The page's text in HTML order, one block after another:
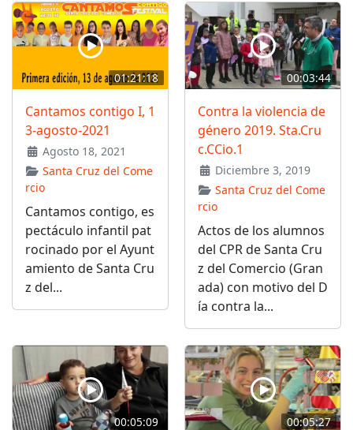
01:21:18
Cantamos contigo I, 1
3-agosto-2021
Agosto 18, 2021
Santa Cruz del Come
rcio
Cantamos contigo, es
pectáculo infantil pat
rocinado por el Ayunt
amiento de Santa Cru
z del...
00:03:44
Contra la violencia de
género 2019. Sta.Cru
c.CCio.1
Diciembre 3, 2019
Santa Cruz del Come
rcio
Actos de los alumnos
del CPR de Santa Cru
z del Comercio (Gran
ada) con motivo del D
ía contra la...
00:05:09 00:05:27